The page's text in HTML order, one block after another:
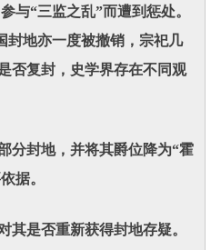
“三监之乱”而遭到惩处。
封地亦一度被撤销，宗祀几
否复封，史学界存在不同观
分封地，并将其爵位降为“霍
据。
是否重新获得封地存疑。